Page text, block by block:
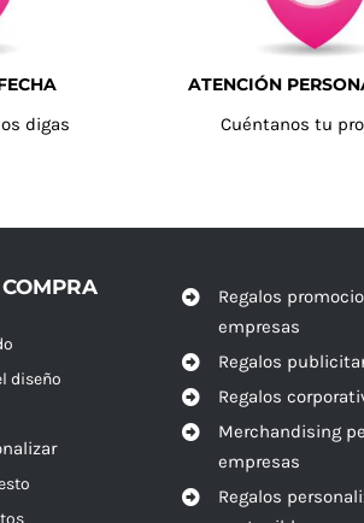
digas
ATENCIÓN
Cuéntanos tu
diseño
Regalos
empresas
Regalos
Regalos
Merchandising
empresas
Regalos